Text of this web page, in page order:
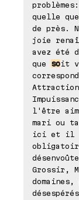
quelle que
de près.
joie
avez été
que soit
l'être
mari ou
ici et il
Grossir,